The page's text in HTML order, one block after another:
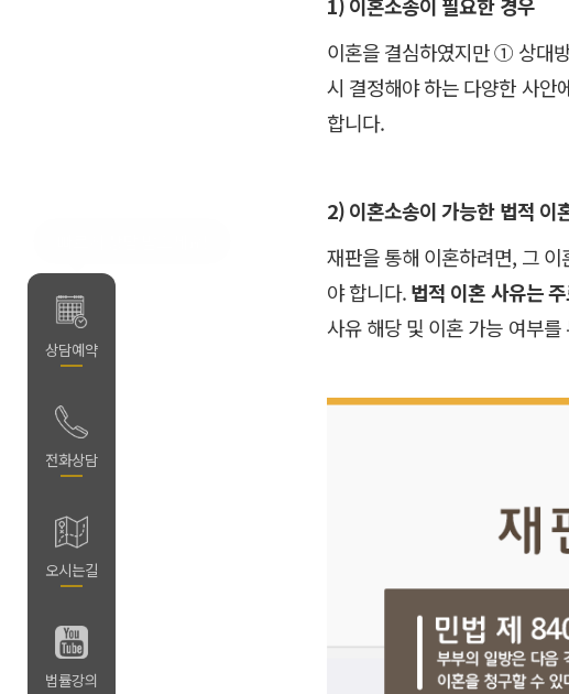
이혼을 결심하였지만 ① 상대
시 결정해야 하는 다양한 사안
합니다.
2) 이혼소송이 가능한 법적 이
재판을 통해 이혼하려면, 그
야 합니다.법적 이혼 사유는
사유 해당 및 이혼 가능 여부
상담예약
전화상담
오시는길
법률강의